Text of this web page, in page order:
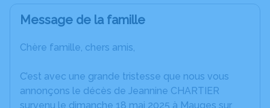
Message de la famille
Chère famille, chers amis,
C’est avec une grande tristesse que nous vous
annonçons le décès de Jeannine CHARTIER
survenu le dimanche 18 mai 2025 à Mauges sur